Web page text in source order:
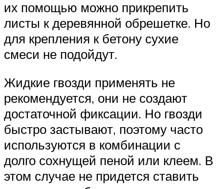
их помощью можно прикрепить
листы к деревянной обрешетке. Но
для крепления к бетону сухие
смеси не подойдут.
Жидкие гвозди применять не
рекомендуется, они не создают
достаточной фиксации. Но гвозди
быстро застывают, поэтому часто
используются в комбинации с
долго сохнущей пеной или клеем. В
этом случае не придется ставить